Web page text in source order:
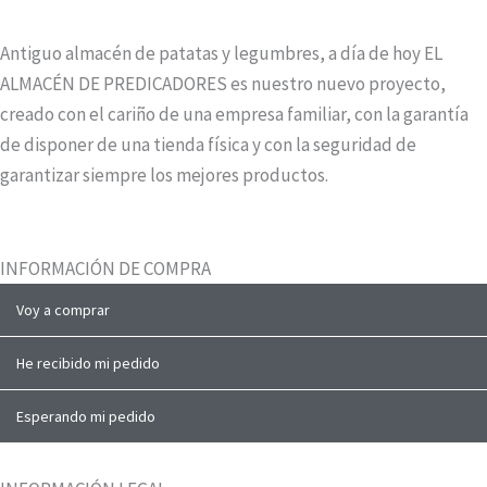
producto
Antiguo almacén de patatas y legumbres, a día de hoy EL
ALMACÉN DE PREDICADORES es nuestro nuevo proyecto,
creado con el cariño de una empresa familiar, con la garantía
de disponer de una tienda física y con la seguridad de
garantizar siempre los mejores productos.
INFORMACIÓN DE COMPRA
Voy a comprar
He recibido mi pedido
Esperando mi pedido